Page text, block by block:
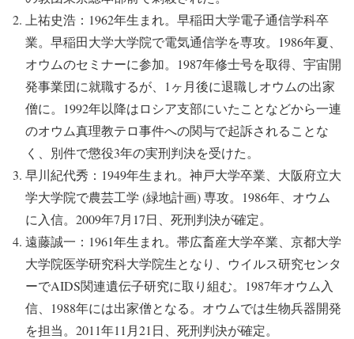
上祐史浩：1962年生まれ。早稲田大学電子通信学科卒
業。早稲田大学大学院で電気通信学を専攻。1986年夏、
オウムのセミナーに参加。1987年修士号を取得、宇宙開
発事業団に就職するが、1ヶ月後に退職しオウムの出家
僧に。1992年以降はロシア支部にいたことなどから一連
のオウム真理教テロ事件への関与で起訴されることな
く、別件で懲役3年の実刑判決を受けた。
早川紀代秀：1949年生まれ。神戸大学卒業、大阪府立大
学大学院で農芸工学 (緑地計画) 専攻。1986年、オウム
に入信。2009年7月17日、死刑判決が確定。
遠藤誠一：1961年生まれ。帯広畜産大学卒業、京都大学
大学院医学研究科大学院生となり、ウイルス研究センタ
ーでAIDS関連遺伝子研究に取り組む。1987年オウム入
信、1988年には出家僧となる。オウムでは生物兵器開発
を担当。2011年11月21日、死刑判決が確定。